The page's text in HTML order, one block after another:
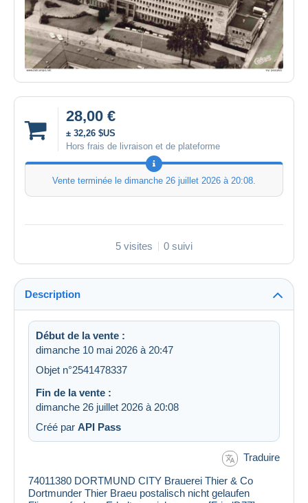
28,00 €
± 32,26 $US
Hors frais de livraison et de plateforme
Vente terminée le dimanche 26 juillet 2026 à 20:08.
5 visites 0 suivi
Description
Début de la vente :
dimanche 10 mai 2026 à 20:47
Objet n°2541478337
Fin de la vente :
dimanche 26 juillet 2026 à 20:08
Créé par API Pass
Traduire
74011380 DORTMUND CITY Brauerei Thier & Co
Dortmunder Thier Braeu postalisch nicht gelaufen